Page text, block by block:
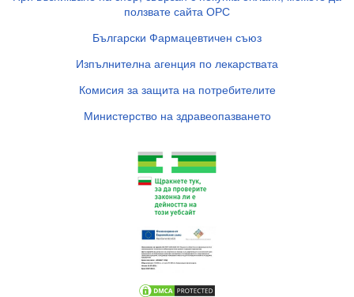
ползвате сайта ОРС
Български Фармацевтичен съюз
Изпълнителна агенция по лекарствата
Комисия за защита на потребителите
Министерство на здравеопазването